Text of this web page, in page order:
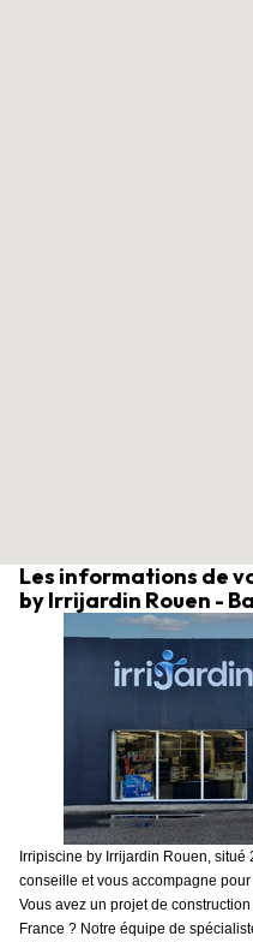
Les informations de
by Irrijardin Rouen -
Irripiscine by Irrijardin Rouen,
conseille et vous accompagne
Vous avez un projet de
France ? Notre équipe de